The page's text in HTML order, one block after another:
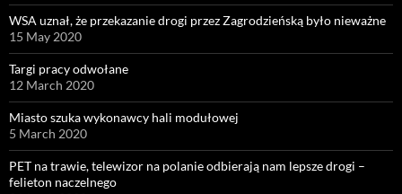
WSA uznał, że przekazanie drogi przez Zagrodzieńską było nieważne
15 May 2020
Targi pracy odwołane
12 March 2020
Miasto szuka wykonawcy hali modułowej
5 March 2020
PET na trawie, telewizor na polanie odbierają nam lepsze drogi –
felieton naczelnego